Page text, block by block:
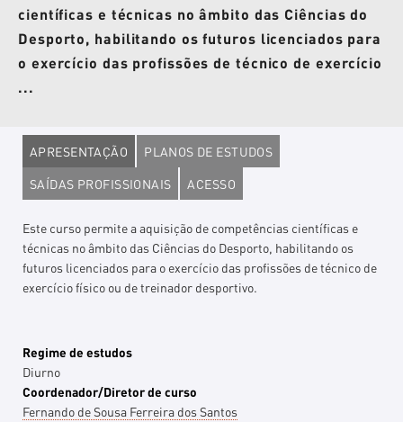
científicas e técnicas no âmbito das Ciências do
Desporto, habilitando os futuros licenciados para
o exercício das profissões de técnico de exercício
...
APRESENTAÇÃO
PLANOS DE ESTUDOS
SAÍDAS PROFISSIONAIS
ACESSO
Este curso permite a aquisição de competências científicas e
técnicas no âmbito das Ciências do Desporto, habilitando os
futuros licenciados para o exercício das profissões de técnico de
exercício físico ou de treinador desportivo.
Regime de estudos
Diurno
Coordenador/Diretor de curso
Fernando de Sousa Ferreira dos Santos